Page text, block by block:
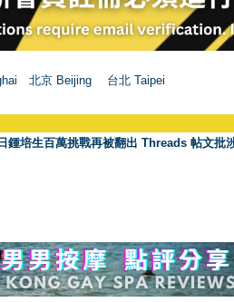
北京 Beijing 台北 Taipei
鍾培生百萬挑戰再被翻出 Threads 帖文批